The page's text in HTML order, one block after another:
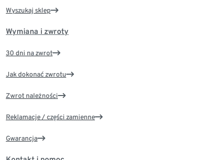
Wyszukaj sklep
Wymiana i zwroty
30 dni na zwrot
Jak dokonać zwrotu
Zwrot należności
Reklamacje / części zamienne
Gwarancja